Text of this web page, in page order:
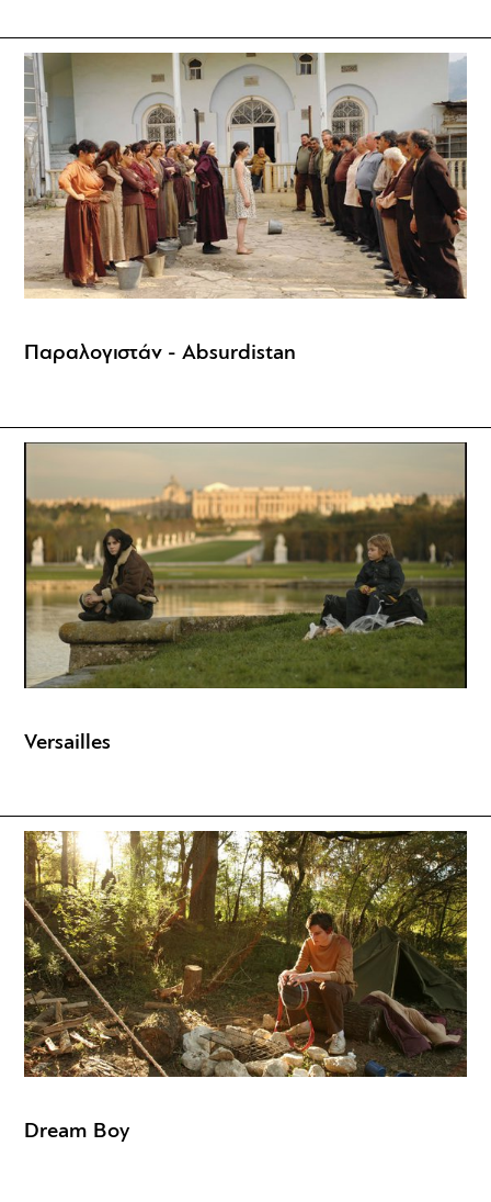
Παραλογιστάν - Absurdistan
Versailles
Dream Boy